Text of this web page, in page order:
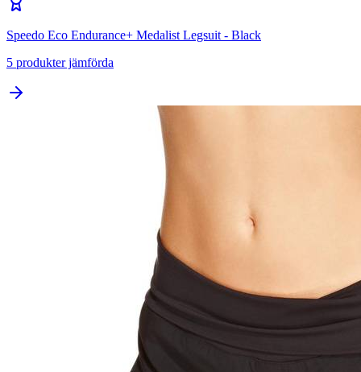
Speedo Eco Endurance+ Medalist Legsuit - Black
5 produkter jämförda